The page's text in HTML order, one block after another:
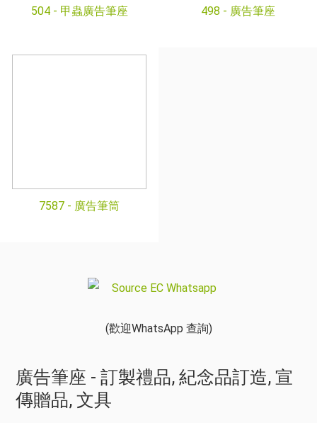
504 - 甲蟲廣告筆座 498 - 廣告筆座
7587 - 廣告筆筒
(歡迎WhatsApp 查詢)
廣告筆座 - 訂製禮品, 紀念品訂造, 宣
傳贈品, 文具